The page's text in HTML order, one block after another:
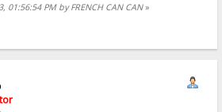
01:56:54 PM by FRENCH CAN CAN»